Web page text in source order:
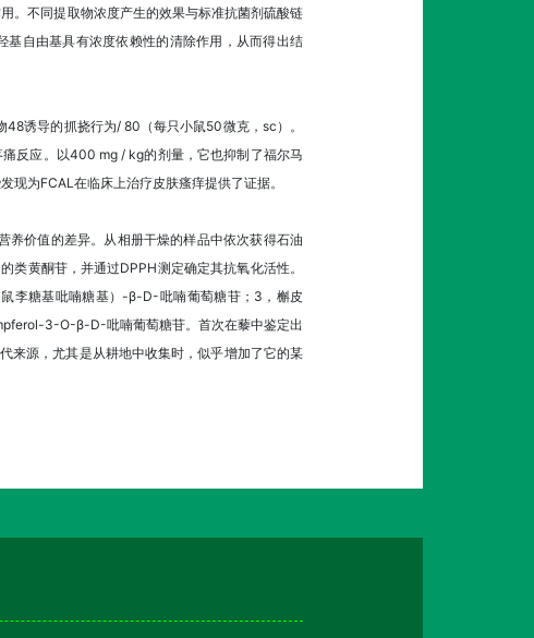
。不同提取物浓度产生的效果与标准抗菌剂硫酸链
自由基具有浓度依赖性的清除作用，从而得出结
诱导的抓挠行为/ 80（每只小鼠50微克，sc）。
反应。以400 mg / kg的剂量，它也抑制了福尔马
为FCAL在临床上治疗皮肤瘙痒提供了证据。
养价值的差异。从相册干燥的样品中依次获得石油
黄酮苷，并通过DPPH测定确定其抗氧化活性。
李糖基吡喃糖基）-β-D-吡喃葡萄糖苷；3，槲皮
3-O-β-D-吡喃葡萄糖苷。首次在藜中鉴定出
来源，尤其是从耕地中收集时，似乎增加了它的某